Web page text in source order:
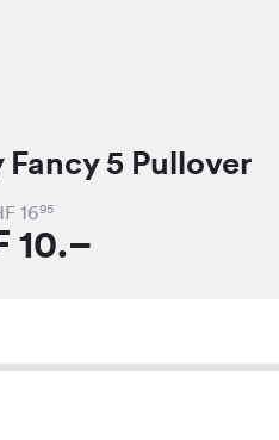
Fancy 5 Pullover
1695
10.–